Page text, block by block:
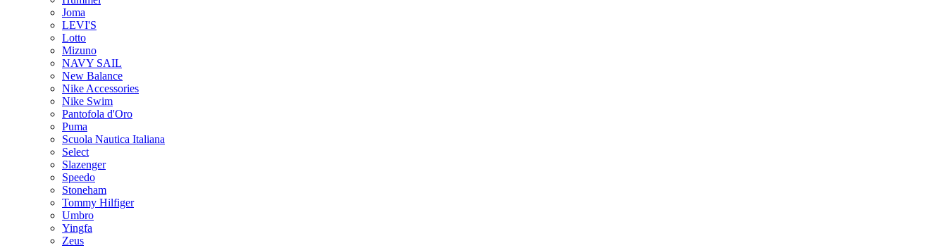
Joma
LEVI'S
Lotto
Mizuno
NAVY SAIL
New Balance
Nike Accessories
Nike Swim
Pantofola d'Oro
Puma
Scuola Nautica Italiana
Select
Slazenger
Speedo
Stoneham
Tommy Hilfiger
Umbro
Yingfa
Zeus